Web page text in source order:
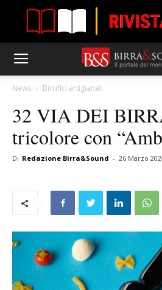
News Birrifici artigianali
32 VIA DEI
tricolore con
Di Redazione Birra&Sound - 26 Marzo